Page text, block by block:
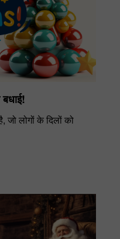
जो लोगों के दिलों को